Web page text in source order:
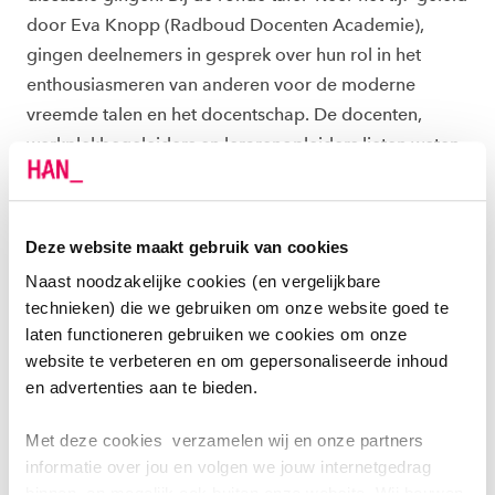
Deze website maakt gebruik van cookies
Naast noodzakelijke cookies (en vergelijkbare
technieken) die we gebruiken om onze website goed te
laten functioneren gebruiken we cookies om onze
website te verbeteren en om gepersonaliseerde inhoud
en advertenties aan te bieden.
Met deze cookies verzamelen wij en onze partners
informatie over jou en volgen we jouw internetgedrag
door Eva Knopp (Radboud Docenten Academie),
gingen deelnemers in gesprek over hun rol in het
enthousiasmeren van anderen voor de moderne
vreemde talen en het docentschap. De docenten,
werkplekbegeleiders en lerarenopleiders lieten weten
zich als professional zeker verantwoordelijk te voelen:
“In het kader van het lerarentekort aanpakken heeft
enthousiast te krijgen over het onderwijs. Wij zouden
graag onderwijsvernieuwingen doorvoeren, maar dan
zit je toch vast aan bepaalde kaders, wat het complex
maakt.”